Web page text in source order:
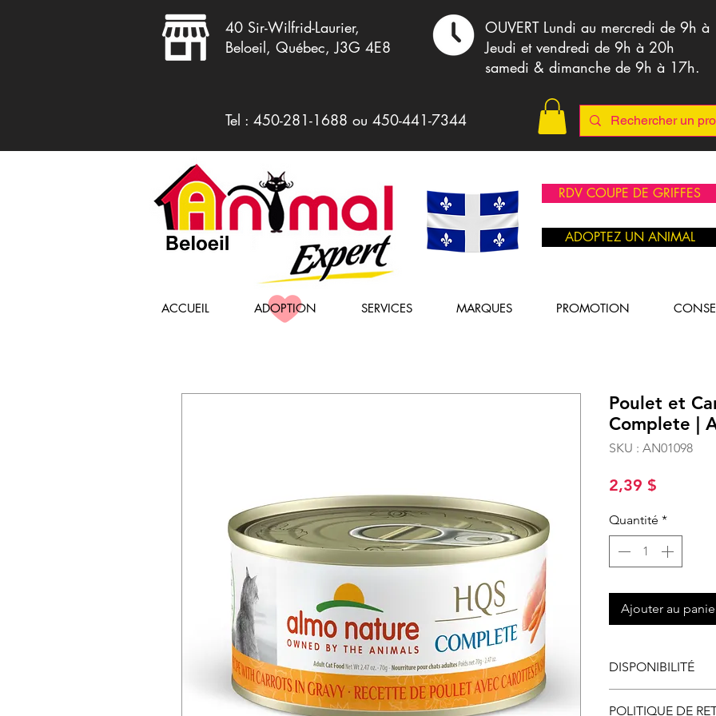
40 Sir-Wilfrid-Laurier,
Beloeil, Québec, J3G 4E8
OUVERT Lundi au mercredi de 9h
Jeudi et vendredi de 9h à 20h
samedi & dimanche de 9h à 17h.
Tel : 450-281-1688 ou 450-441-7344
RDV COUPE DE GRIFFES
ADOPTEZ UN ANIMAL
ACCUEIL ADOPTION SERVICES MARQUES PROMOTION
Poulet et
Complete |
SKU : AN01098
2,39 $
Quantité *
Ajouter au
DISPONIBILITÉ
POLITIQUE DE